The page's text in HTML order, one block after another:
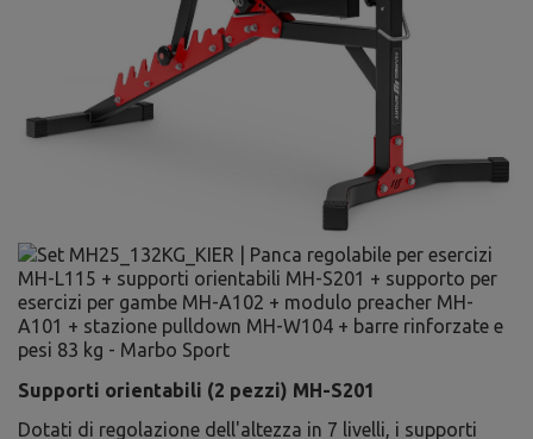
Supporti orientabili (2 pezzi) MH-S201
Dotati di regolazione dell'altezza in 7 livelli, i supporti